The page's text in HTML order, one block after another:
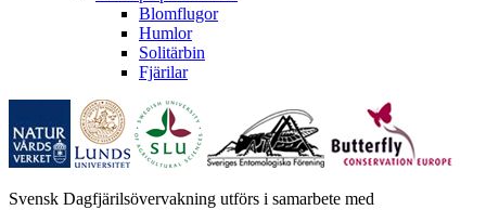
Blomflugor
Humlor
Solitärbin
Fjärilar
Svensk Dagfjärilsövervakning utförs i samarbete med